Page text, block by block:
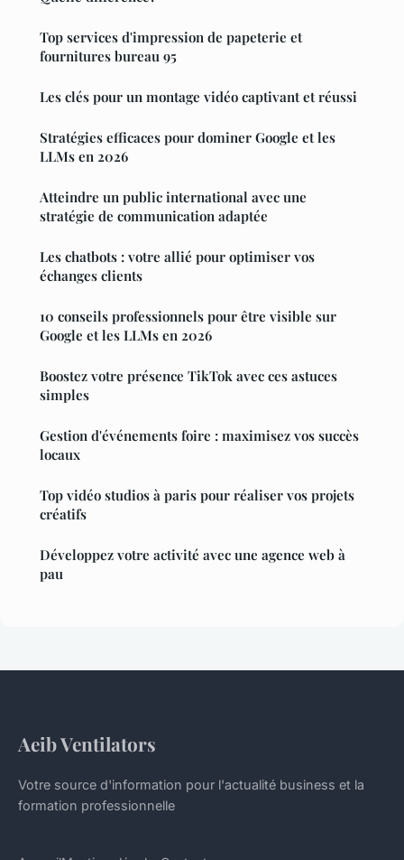
Top services d'impression de papeterie et
fournitures bureau 95
Les clés pour un montage vidéo captivant et réussi
Stratégies efficaces pour dominer Google et les
LLMs en 2026
Atteindre un public international avec une
stratégie de communication adaptée
Les chatbots : votre allié pour optimiser vos
échanges clients
10 conseils professionnels pour être visible sur
Google et les LLMs en 2026
Boostez votre présence TikTok avec ces astuces
simples
Gestion d'événements foire : maximisez vos succès
locaux
Top vidéo studios à paris pour réaliser vos projets
créatifs
Développez votre activité avec une agence web à
pau
Aeib Ventilators
Votre source d'information pour l'actualité business et la
formation professionnelle